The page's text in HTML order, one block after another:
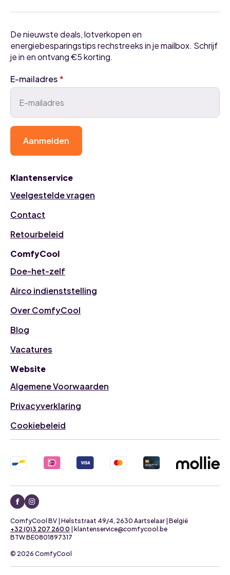
Klantenservice
Veelgestelde vragen
Contact
Retourbeleid
ComfyCool
Doe-het-zelf
Airco indienststelling
Over ComfyCool
Blog
Vacatures
Website
Algemene Voorwaarden
Privacyverklaring
Cookiebeleid
De nieuwste deals, lotverkopen en
energiebesparingstips rechstreeks in je mailbox. Schrijf
je in en ontvang €5 korting.
E-mailadres*
Aanmelden
© 2026 ComfyCool
+32 (0)3 207 260 0 | klantenservice@comfycool.be
BTW BE0801897317
ComfyCool BV | Helststraat 49/4, 2630 Aartselaar | België